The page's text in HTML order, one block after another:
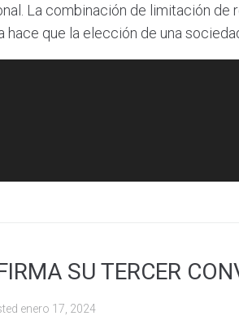
La combinación de limitación de
que la elección de una
SU TERCER
enero 17, 2024